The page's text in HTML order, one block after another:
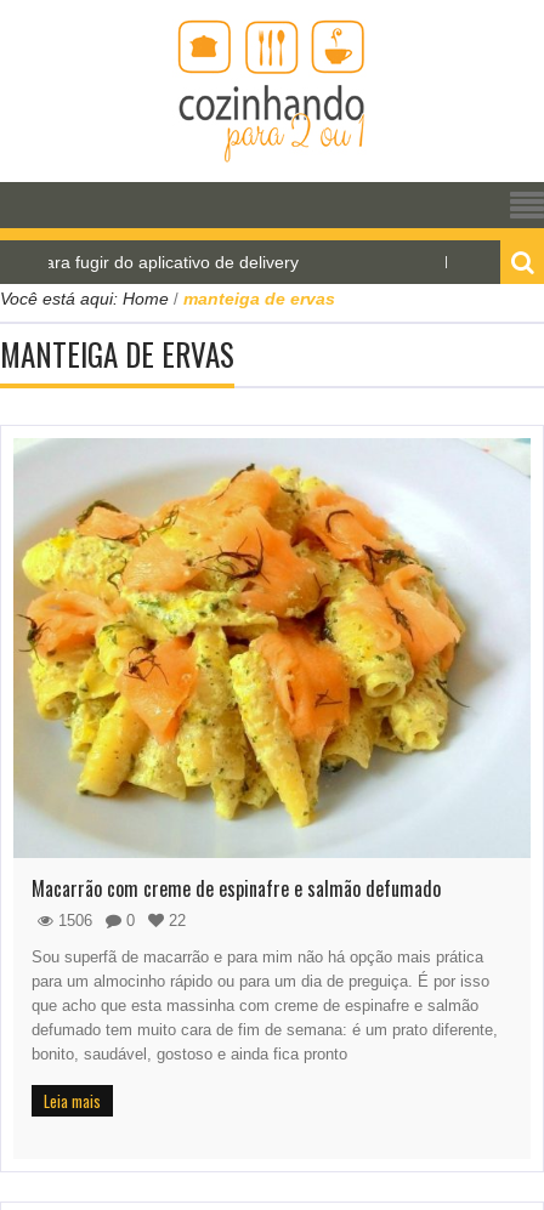
fugir do aplicativo de delivery
Pão de água para
Você está aqui: Home / manteiga de ervas
MANTEIGA DE ERVAS
Macarrão com creme de espinafre e salmão defumado
1506 0
22
Sou superfã de macarrão e para mim não há opção mais prática
para um almocinho rápido ou para um dia de preguiça. É por isso
que acho que esta massinha com creme de espinafre e salmão
defumado tem muito cara de fim de semana: é um prato diferente,
bonito, saudável, gostoso e ainda fica pronto
Leia mais